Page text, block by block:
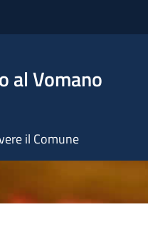
al Vomano
il Comune